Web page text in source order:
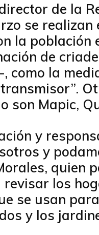
de la
se
la población
de
como la
son Mapic,
y
y
quien
los
se usan
y los